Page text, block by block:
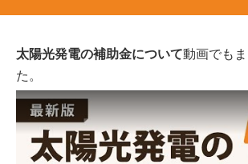
太陽光発電の補助金について動画でも
た。